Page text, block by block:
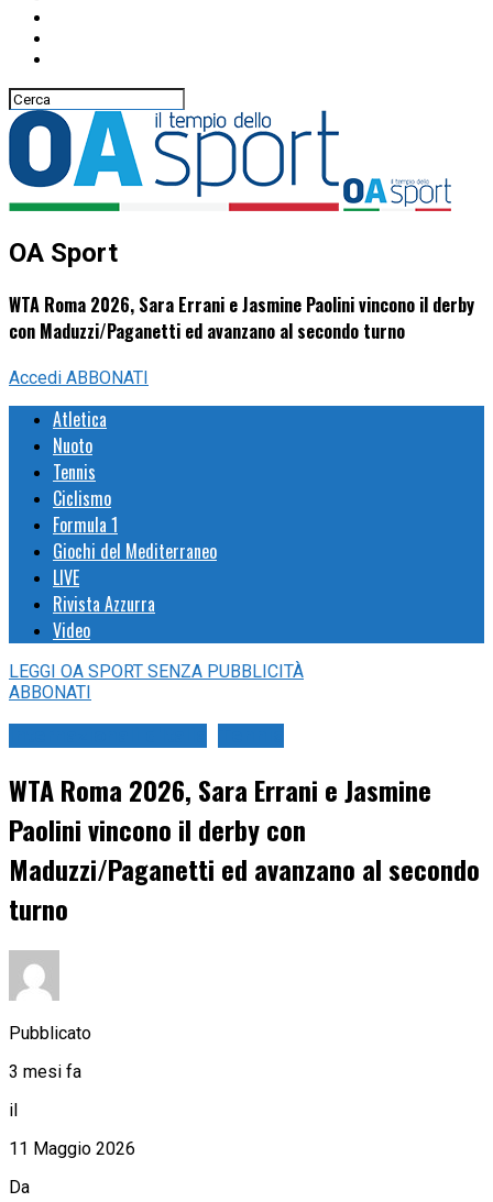
OA Sport
WTA Roma 2026, Sara Errani e Jasmine Paolini vincono il derby
con Maduzzi/Paganetti ed avanzano al secondo turno
Accedi ABBONATI
Atletica
Nuoto
Tennis
Ciclismo
Formula 1
Giochi del Mediterraneo
LIVE
Rivista Azzurra
Video
LEGGI OA SPORT SENZA PUBBLICITÀ
ABBONATI
WTA Roma 2026, Sara Errani e Jasmine
Paolini vincono il derby con
Maduzzi/Paganetti ed avanzano al secondo
turno
Pubblicato
3 mesi fa
il
11 Maggio 2026
Da